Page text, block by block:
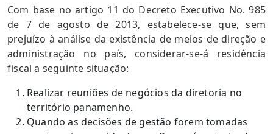
Com base no artigo 11 do Decreto Executivo No. 985
de 7 de agosto de 2013, estabelece-se que, sem
prejuízo à análise da existência de meios de direção e
administração no país, considerar-se-á residência
fiscal a seguinte situação:
Realizar reuniões de negócios da diretoria no
território panamenho.
Quando as decisões de gestão forem tomadas